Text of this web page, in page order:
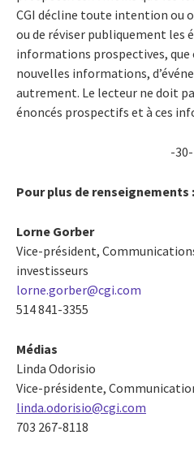
CGI décline toute intention ou
ou de réviser publiquement les
informations prospectives, que
nouvelles informations,
autrement. Le lecteur ne doit
énoncés prospectifs et à ces
-30-
Pour plus de renseignements :
Lorne Gorber
Vice-président,
investisseurs
lorne.gorber@cgi.com
514 841-3355
Médias
Linda Odorisio
Vice-présidente,
linda.odorisio@cgi.com
703 267-8118